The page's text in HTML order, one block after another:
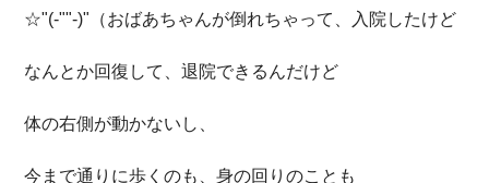
☆"(-""-)"（おばあちゃんが倒れちゃって、入院したけど
なんとか回復して、退院できるんだけど
体の右側が動かないし、
今まで通りに歩くのも、身の回りのことも